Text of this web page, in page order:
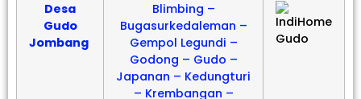
Desa
Gudo
Jombang
Blimbing –
Bugasurkedaleman –
Gempol Legundi –
Godong – Gudo –
Japanan – Kedungturi
– Krembangan –